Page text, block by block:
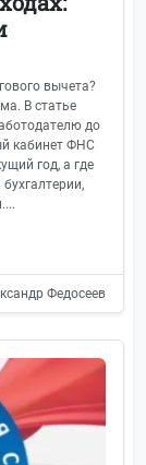
вычета?
В статье
до
кабинет ФНС
год, а где
Федосеев